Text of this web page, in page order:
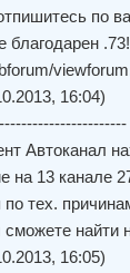
по
благодарен .73!
16:04)
Автоканал
на 13 канале
по тех.
найти
16:05)